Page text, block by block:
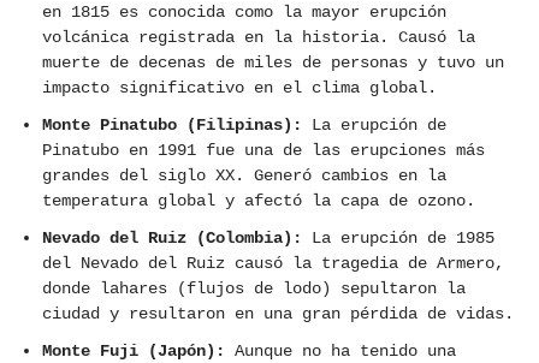
en 1815 es conocida como la mayor erupción
volcánica registrada en la historia. Causó la
muerte de decenas de miles de personas y tuvo un
impacto significativo en el clima global.
Monte Pinatubo (Filipinas):
La erupción de
Pinatubo en 1991 fue una de las erupciones más
grandes del siglo XX. Generó cambios en la
temperatura global y afectó la capa de ozono.
Nevado del Ruiz (Colombia):
La erupción de 1985
del Nevado del Ruiz causó la tragedia de Armero,
donde lahares (flujos de lodo) sepultaron la
ciudad y resultaron en una gran pérdida de vidas.
Monte Fuji (Japón):
Aunque no ha tenido una